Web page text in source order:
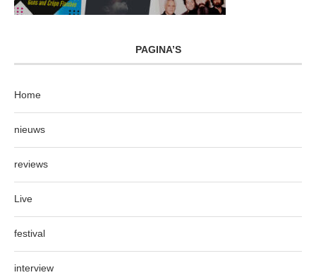
PAGINA’S
Home
nieuws
reviews
Live
festival
interview